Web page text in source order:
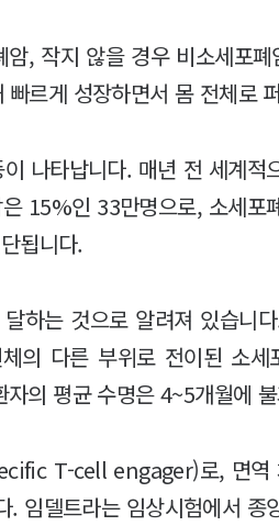
, 작지 않을 경우 비소세포폐
르게 성장하면서 몸 전체로
나타납니다. 매년 전 세계적
15%인 33만명으로, 소세포
됩니다.
하는 것으로 알려져 있습니
다른 부위로 전이된 소세
의 평균 수명은 4~5개월에
T-cell engager)로, 면역
임델트라는 임상시험에서 종